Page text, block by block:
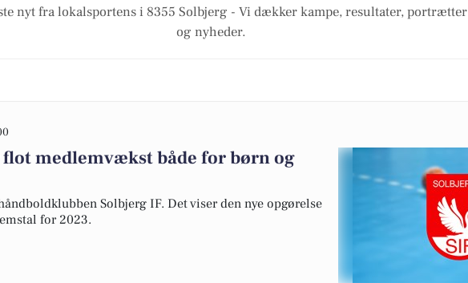
nyt fra lokalsportens i 8355 Solbjerg - Vi dækker kampe, resultater, portrætter
og nyheder.
medlemvækst både for børn og
Solbjerg IF. Det viser den nye opgørelse
for 2023.